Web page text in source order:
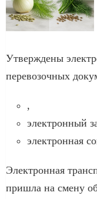
Утверждены
перевозочных
,
электронный
электронная
Электронная
пришла на смену